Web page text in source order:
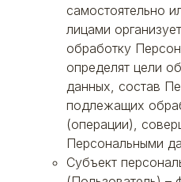
самостоятельно
лицами
обработку
определят цели
данных, состав
подлежащих
(операции),
Персональными
Субъект